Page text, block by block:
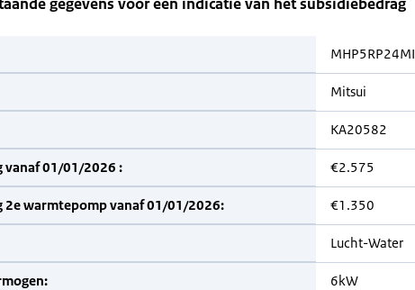
MHP5RP24MI
Mitsui
KA20582
vanaf 01/01/2026 : €2.575
2e warmtepomp vanaf 01/01/2026: €1.350
Lucht-Water
6kW